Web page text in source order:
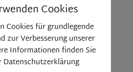
Sie uns
zu der
Cookies
Cookies für grundlegende
zur Verbesserung unserer
Informationen finden Sie
Datenschutzerklärung